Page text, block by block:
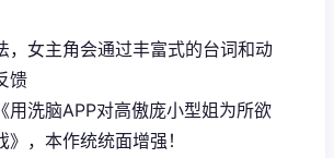
，女主角会通过丰富式的台词和动
馈
用洗脑APP对高傲庞小型姐为所欲
》，本作统统面增强！